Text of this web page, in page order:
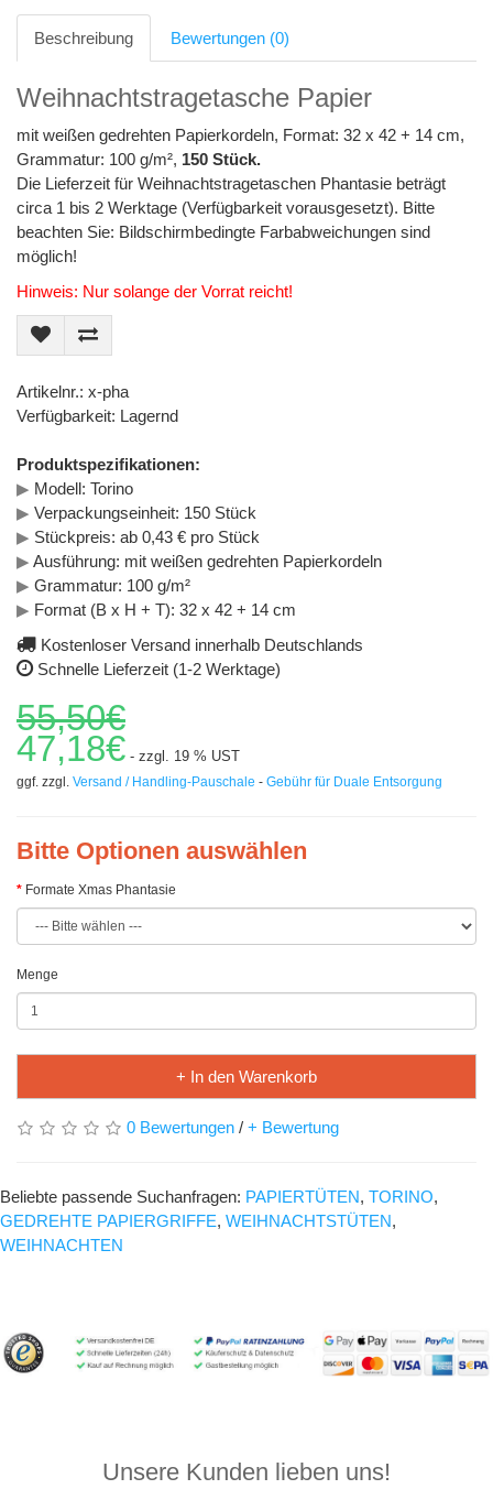
Beschreibung Bewertungen (0)
Weihnachtstragetasche Papier
mit weißen gedrehten Papierkordeln, Format: 32 x 42 + 14 cm,
Grammatur: 100 g/m², 150 Stück.
Die Lieferzeit für Weihnachtstragetaschen Phantasie beträgt
circa 1 bis 2 Werktage (Verfügbarkeit vorausgesetzt). Bitte
beachten Sie: Bildschirmbedingte Farbabweichungen sind
möglich!
Hinweis: Nur solange der Vorrat reicht!
Artikelnr.: x-pha
Verfügbarkeit: Lagernd
Produktspezifikationen:
▶ Modell: Torino
▶ Verpackungseinheit: 150 Stück
▶ Stückpreis: ab 0,43 € pro Stück
▶ Ausführung: mit weißen gedrehten Papierkordeln
▶ Grammatur: 100 g/m²
▶ Format (B x H + T): 32 x 42 + 14 cm
Kostenloser Versand innerhalb Deutschlands
Schnelle Lieferzeit (1-2 Werktage)
55,50€
47,18€ - zzgl. 19 % UST
ggf. zzgl. Versand / Handling-Pauschale - Gebühr für Duale Entsorgung
Bitte Optionen auswählen
Formate Xmas Phantasie
Menge
+ In den Warenkorb
0 Bewertungen / + Bewertung
Beliebte passende Suchanfragen: PAPIERTÜTEN, TORINO,
GEDREHTE PAPIERGRIFFE, WEIHNACHTSTÜTEN,
WEIHNACHTEN
Unsere Kunden lieben uns!